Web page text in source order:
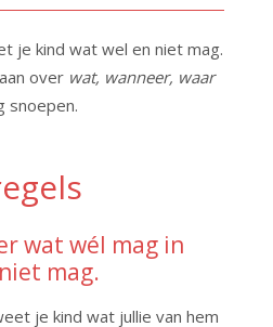
je kind wat wel en niet mag.
over wat, wanneer, waar
snoepen.
wat wél mag in
mag.
je kind wat jullie van hem